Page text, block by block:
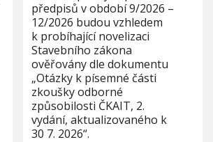
předpisů v období 9/2026 –
12/2026 budou vzhledem
k probíhající novelizaci
Stavebního zákona
ověřovány dle dokumentu
„Otázky k písemné části
zkoušky odborné
způsobilosti ČKAIT, 2.
vydání, aktualizovaného k
30 7. 2026“.